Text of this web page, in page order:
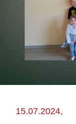
15.07.2024,